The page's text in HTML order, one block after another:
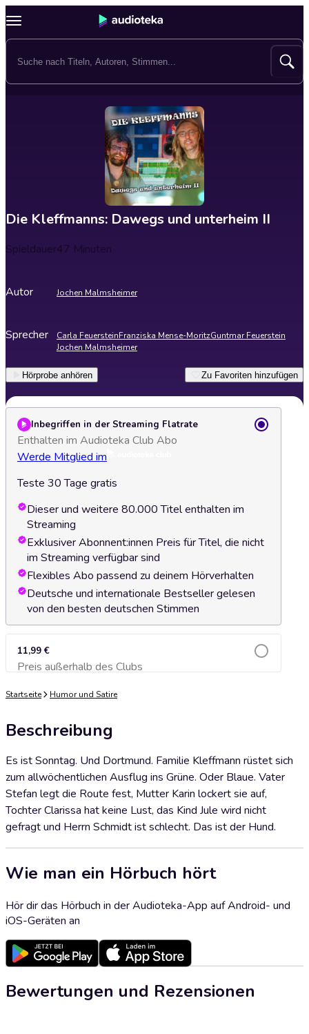
Die Kleffmanns: Dawegs und unterheim II
Spieldauer47 Minuten
Autor Jochen Malmsheimer
Sprecher Carla FeuersteinFranziska Mense-MoritzGuntmar Feuerstein
Jochen Malmsheimer
Hörprobe anhören Zu Favoriten hinzufügen
Inbegriffen in der Streaming Flatrate
Enthalten im Audioteka Club Abo
Werde Mitglied im
Teste 30 Tage gratis
Dieser und weitere 80.000 Titel enthalten im
Streaming
Exklusiver Abonnent:innen Preis für Titel, die nicht
im Streaming verfügbar sind
Flexibles Abo passend zu deinem Hörverhalten
Deutsche und internationale Bestseller gelesen
von den besten deutschen Stimmen
11,99 €
Preis außerhalb des ClubsZum Warenkorb hinzufügen
Startseite Humor und Satire
Beschreibung
Es ist Sonntag. Und Dortmund. Familie Kleffmann rüstet sich
zum allwöchentlichen Ausflug ins Grüne. Oder Blaue. Vater
Stefan legt die Route fest, Mutter Karin lockert sie auf,
Tochter Clarissa hat keine Lust, das Kind Jule wird nicht
gefragt und Herrn Schmidt ist schlecht. Das ist der Hund.
Wie man ein Hörbuch hört
Hör dir das Hörbuch in der Audioteka-App auf Android- und
iOS-Geräten an
Bewertungen und Rezensionen